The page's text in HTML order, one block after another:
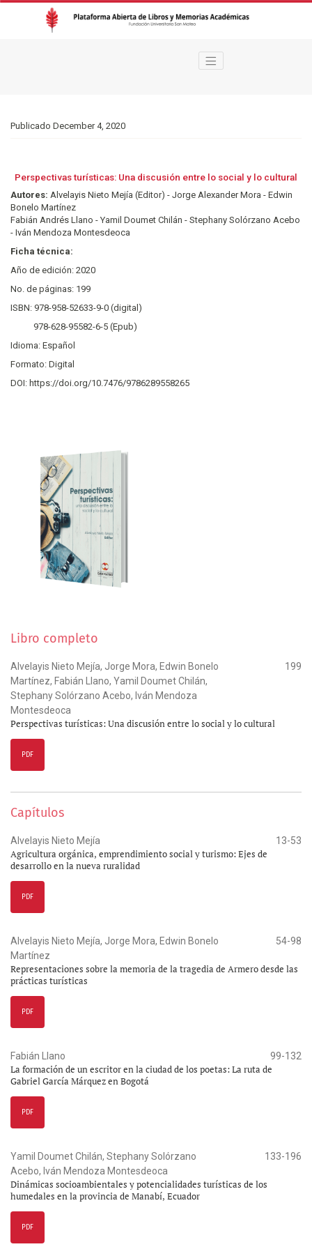
Publicado December 4, 2020
Perspectivas turísticas: Una discusión entre lo social y lo cultural
Autores: Alvelayis Nieto Mejía (Editor) - Jorge Alexander Mora - Edwin
Bonelo Martínez
Fabián Andrés Llano - Yamil Doumet Chilán - Stephany Solórzano Acebo
- Iván Mendoza Montesdeoca
Ficha técnica:
Año de edición: 2020
No. de páginas: 199
ISBN: 978-958-52633-9-0 (digital)
978-628-95582-6-5 (Epub)
Idioma: Español
Formato: Digital
DOI: https://doi.org/10.7476/9786289558265
Libro completo
Alvelayis Nieto Mejía, Jorge Mora, Edwin Bonelo
Martínez, Fabián Llano, Yamil Doumet Chilán,
Stephany Solórzano Acebo, Iván Mendoza
Montesdeoca
199
Perspectivas turísticas: Una discusión entre lo social y lo cultural
PDF
Capítulos
Alvelayis Nieto Mejía 13-53
Agricultura orgánica, emprendimiento social y turismo: Ejes de
desarrollo en la nueva ruralidad
PDF
Alvelayis Nieto Mejía, Jorge Mora, Edwin Bonelo
Martínez
54-98
Representaciones sobre la memoria de la tragedia de Armero desde las
prácticas turísticas
PDF
Fabián Llano 99-132
La formación de un escritor en la ciudad de los poetas: La ruta de
Gabriel García Márquez en Bogotá
PDF
Yamil Doumet Chilán, Stephany Solórzano
Acebo, Iván Mendoza Montesdeoca
133-196
Dinámicas socioambientales y potencialidades turísticas de los
humedales en la provincia de Manabí, Ecuador
PDF